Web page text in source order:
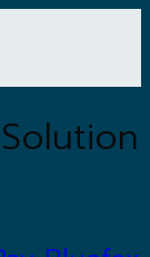
Solution